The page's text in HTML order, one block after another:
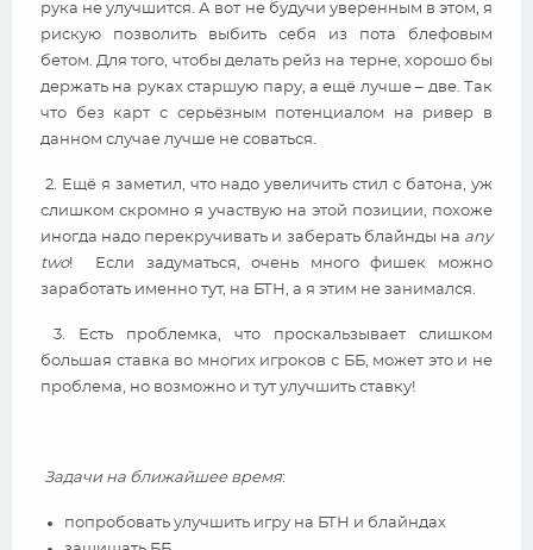
рука не улучшится. А вот не будучи уверенным в этом, я
рискую позволить выбить себя из пота блефовым
бетом. Для того, чтобы делать рейз на терне, хорошо бы
держать на руках старшую пару, а ещё лучше – две. Так
что без карт с серьёзным потенциалом на ривер в
данном случае лучше не соваться.
2. Ещё я заметил, что надо увеличить стил с батона, уж
слишком скромно я участвую на этой позиции, похоже
иногда надо перекручивать и заберать блайнды на any
two! Если задуматься, очень много фишек можно
заработать именно тут, на БТН, а я этим не занимался.
3. Есть проблемка, что проскальзывает слишком
большая ставка во многих игроков с ББ, может это и не
проблема, но возможно и тут улучшить ставку!
Задачи на ближайшее время:
попробовать улучшить игру на БТН и блайндах